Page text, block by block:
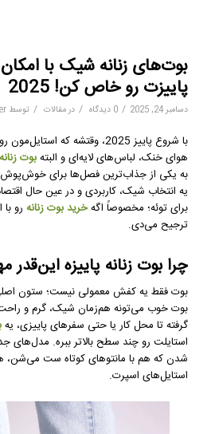
بوت‌های زنانه شیک با
پاییزت رو خاص کن! 2025
دسامبر 24, 2025 / 0 دیدگاه / درمقالات / توسط
با شروع پاییز 2025، وقتشه که
هوای خنک، لباس‌های لایه‌ای و البتهبوت
به یکی از جذاب‌ترین فصل‌ها برای
یه انتخاب شیک، کاربردی و در عین حال
برای توئه؛ مخصوصاً اگهخرید بوت زنانهرو با
ترجیح می‌دی.
چرا بوت زنانه پاییزه این‌قدر
بوت فقط یه کفش معمولی نیست؛ ستون
بوت خوب می‌تونه هم‌زمان شیک، گرم و راحت
گرفته تا محل کار یا حتی سفرهای پاییزی، یه
شدن که هم با مانتوهای کوتاه ست می‌شن،
استایل‌های اسپرت.